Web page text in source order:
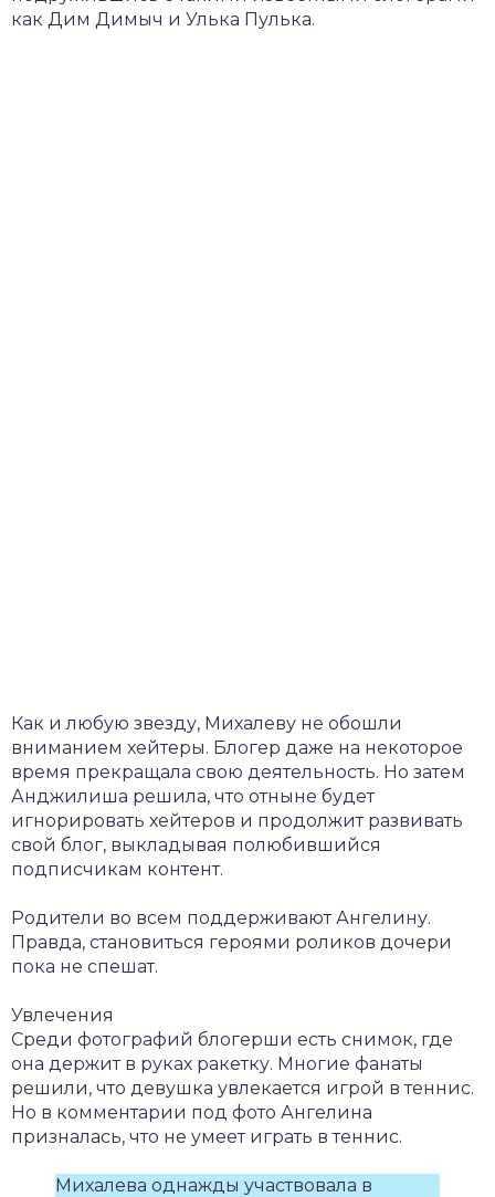
как Дим Димыч и Улька Пулька.
Как и любую звезду, Михалеву не обошли
вниманием хейтеры. Блогер даже на некоторое
время прекращала свою деятельность. Но затем
Анджилиша решила, что отныне будет
игнорировать хейтеров и продолжит развивать
свой блог, выкладывая полюбившийся
подписчикам контент.
Родители во всем поддерживают Ангелину.
Правда, становиться героями роликов дочери
пока не спешат.
Увлечения
Среди фотографий блогерши есть снимок, где
она держит в руках ракетку. Многие фанаты
решили, что девушка увлекается игрой в теннис.
Но в комментарии под фото Ангелина
призналась, что не умеет играть в теннис.
Михалева однажды участвовала в